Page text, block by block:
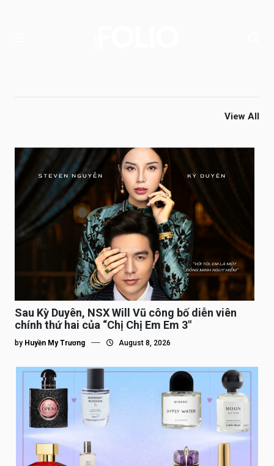
View All
Sau Kỳ Duyên, NSX Will Vũ công bố diễn viên
chính thứ hai của “Chị Chị Em Em 3″
by Huyền My Trương August 8, 2026